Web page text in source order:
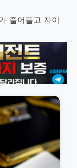
줄어들고 자이